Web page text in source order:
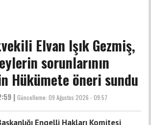
Elvan Işık Gezmiş,
sorunlarının
Hükümete öneri sundu
| Güncelleme: 09 Ağustos 2026 - 09:57
Engelli Hakları Komitesi